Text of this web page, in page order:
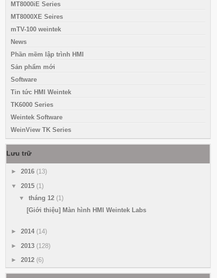
MT8000iE Series
MT8000XE Seires
mTV-100 weintek
News
Phần mềm lập trình HMI
Sản phẩm mới
Software
Tin tức HMI Weintek
TK6000 Series
Weintek Software
WeinView TK Series
Lưu trữ
► 2016 (13)
▼ 2015 (1)
▼ tháng 12 (1)
[Giới thiệu] Màn hình HMI Weintek Labs
► 2014 (14)
► 2013 (128)
► 2012 (6)